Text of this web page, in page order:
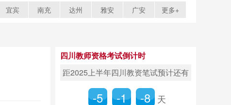
宜宾 南充 达州 雅安 广安 更多+
四川教师资格考试倒计时
距2025上半年四川教资笔试预计还有
-5 -1 -8 天